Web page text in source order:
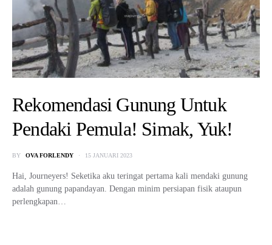
Rekomendasi Gunung Untuk
Pendaki Pemula! Simak, Yuk!
BY OVA FORLENDY 15 JANUARI 2023
Hai, Journeyers! Seketika aku teringat pertama kali mendaki gunung
adalah gunung papandayan. Dengan minim persiapan fisik ataupun
perlengkapan…